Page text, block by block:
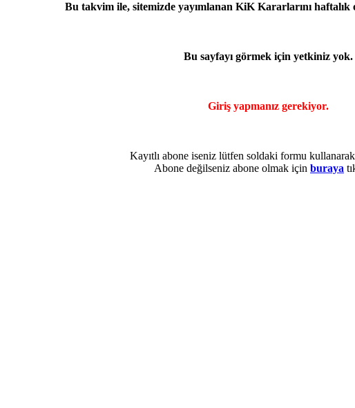
Bu takvim ile, sitemizde yayımlanan KiK Kararlarını
Bu sayfayı görmek için yetkiniz yok.
Giriş yapmanız gerekiyor.
Kayıtlı abone iseniz lütfen soldaki formu
Abone değilseniz abone olmak için buraya